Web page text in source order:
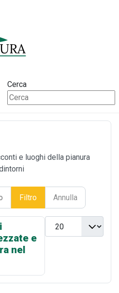
Cerca
e luoghi della pianura
Filtro Annulla
Visualizza n.
e
nel